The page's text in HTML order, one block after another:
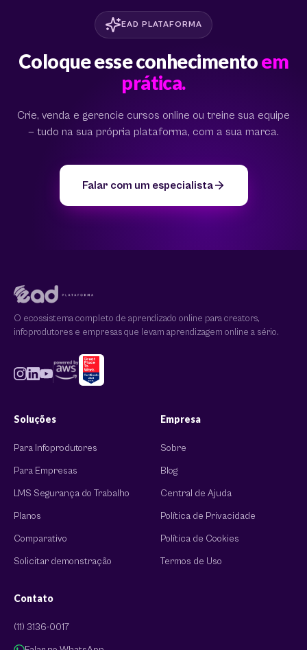
EAD PLATAFORMA
Coloque esse conhecimentoem
prática.
Crie, venda e gerencie cursos online ou treine sua equipe
— tudo na sua própria plataforma, com a sua marca.
Falar com um especialista
O ecossistema completo de aprendizado online para creators,
infoprodutores e empresas que levam aprendizagem online a sério.
Soluções
Para Infoprodutores
Para Empresas
LMS Segurança do Trabalho
Planos
Comparativo
Solicitar demonstração
Empresa
Sobre
Blog
Central de Ajuda
Política de Privacidade
Política de Cookies
Termos de Uso
Contato
(11) 3136-0017